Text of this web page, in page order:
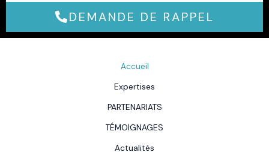
DEMANDE DE RAPPEL
Accueil
Expertises
PARTENARIATS
TÉMOIGNAGES
Actualités